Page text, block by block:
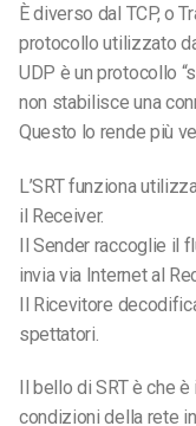
È diverso dal TCP, o
protocollo utilizzato
UDP è un protocollo
non stabilisce una
Questo lo rende più
L’SRT funziona
il Receiver.
Il Sender raccoglie il
invia via Internet al
Il Ricevitore
spettatori.
Il bello di SRT è che
condizioni della rete in